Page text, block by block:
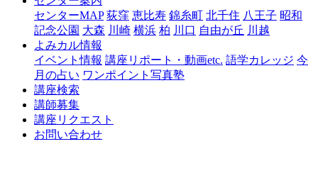
センターMAP 荻窪 恵比寿 錦糸町 北千住 八王子 昭和
記念公園 大森 川崎 横浜 柏 川口 自由が丘 川越
よみカル情報
イベント情報 講座リポート・動画etc. 語学カレッジ 今
月の占い ワンポイント写真塾
講座検索
講師募集
講座リクエスト
お問い合わせ